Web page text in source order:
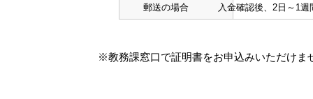
郵送の場合 入金確認後、2日～1
※教務課窓口で証明書をお申込みいただけま